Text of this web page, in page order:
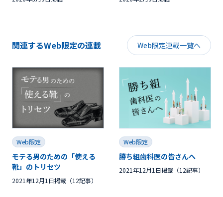
関連するWeb限定の連載 Web限定連載一覧へ
Web限定
モテる男のための「使える
靴」のトリセツ
2021年12月1日掲載（12記事）
Web限定
勝ち組歯科医の皆さんへ
2021年12月1日掲載（12記事）